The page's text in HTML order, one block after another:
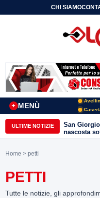
CHI SIAMO
MENÙ
+
ULTIME NOTIZIE
San
nascosta
51enne
Home > petti
PETTI
Tutte le notizie, gli